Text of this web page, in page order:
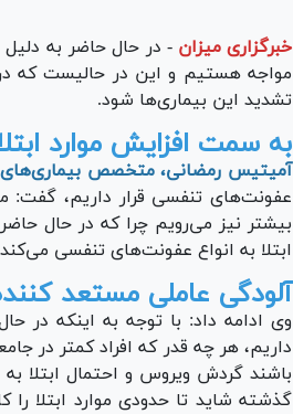
خبرگزاری میزان - در حال حاضر به
مواجه هستیم و این در حالیست که در
تشدید این بیماری‌ها شود.
به سمت افزایش موارد
آمیتیس رمضانی، متخصص
عفونت‌های تنفسی قرار داریم، گفت:
بیشتر نیز می‌رویم چرا که در حال
ابتلا به انواع عفونت‌های تنفسی
آلودگی عاملی مستعد
وی ادامه داد: با توجه به اینکه در
داریم، هر چه قدر که افراد کمتر در
باشند گردش ویروس و احتمال ابتلا
گذشته شاید تا حدودی موارد ابتلا